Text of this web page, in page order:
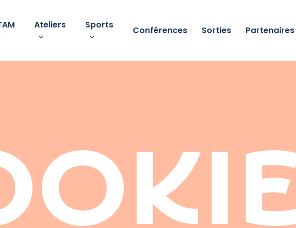
Ateliers Sports Conférences Sorties Partenaires